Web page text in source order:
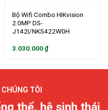
Bộ Wifi Combo HIKvision
2.0MP DS-
J142I/NKS422W0H
3.030.000₫
TÔI
thể, hệ sinh thái